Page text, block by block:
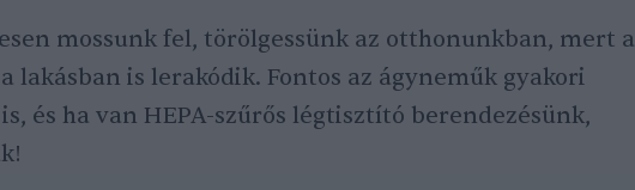
mossunk fel, törölgessünk az otthonunkban, mert a
lakásban is lerakódik. Fontos az ágyneműk gyakori
és ha van HEPA-szűrős légtisztító berendezésünk,